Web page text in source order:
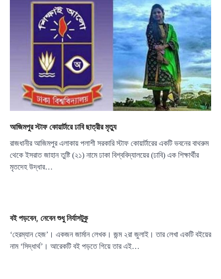
আজিমপুর স্টাফ কোয়ার্টারে ঢাবি ছাত্রীর মৃত্যু
রাজধানীর আজিমপুর এলাকায় পলাশী সরকারি স্টাফ কোয়ার্টারের একটি ভবনের বাথরুম
থেকে ইসরাত জাহান তুষ্টি (২১) নামে ঢাকা বিশ্ববিদ্যালয়ের (ঢাবি) এক শিক্ষার্থীর
মৃতদেহ উদ্ধার…
বই পড়বেন, নেবেন শুধু নির্যাসটুকু
‘হেরম্যান হেজ’। একজন জার্মান লেখক। জন্ম ২রা জুলাই। তার লেখা একটি বইয়ের
নাম ‘সিদ্ধার্থ’। আরেকটি বই পড়তে গিয়ে তার এই…